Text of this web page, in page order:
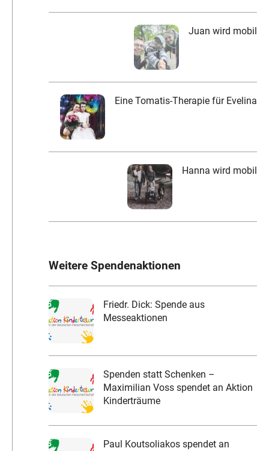
Juan wird mobil
Eine Tomatis-Therapie für Evelina
Hanna wird mobil
Weitere Spendenaktionen
Friedr. Dick: Spende aus
Messeaktionen
Spenden statt Schenken –
Maximilian Voss spendet an Aktion
Kinderträume
Paul Koutsoliakos spendet an